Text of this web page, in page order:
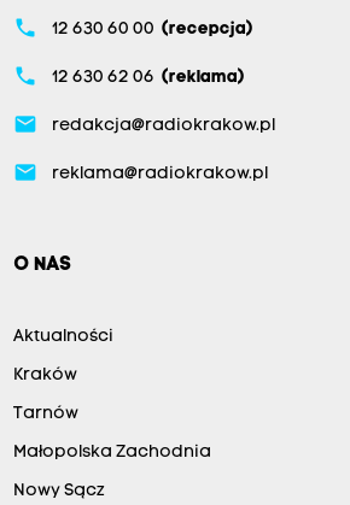
phone 12 630 60 00 (recepcja)
phone 12 630 62 06 (reklama)
email redakcja@radiokrakow.pl
email reklama@radiokrakow.pl
O NAS
Aktualności
Kraków
Tarnów
Małopolska Zachodnia
Nowy Sącz